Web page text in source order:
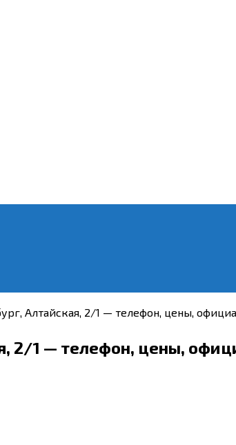
Алтайская, 2/1 — телефон, цены,
2/1 — телефон, цены,